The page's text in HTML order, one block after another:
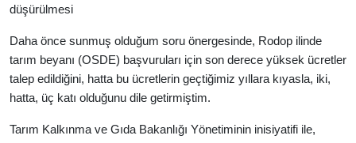
düşürülmesi
Daha önce sunmuş olduğum soru önergesinde, Rodop ilinde
tarım beyanı (OSDE) başvuruları için son derece yüksek ücretler
talep edildiğini, hatta bu ücretlerin geçtiğimiz yıllara kıyasla, iki,
hatta, üç katı olduğunu dile getirmiştim.
Tarım Kalkınma ve Gıda Bakanlığı Yönetiminin inisiyatifi ile,